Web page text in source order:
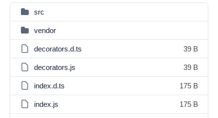
src
vendor
decorators.d.ts 39 B
decorators.js 39 B
index.d.ts 175 B
index.js 175 B